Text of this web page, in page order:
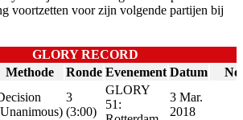
voortzetten voor zijn volgende partijen bij
GLORY RECORD
Methode Ronde Evenement Datum
3
(3:00)
GLORY
51:
3 Mar.
2018